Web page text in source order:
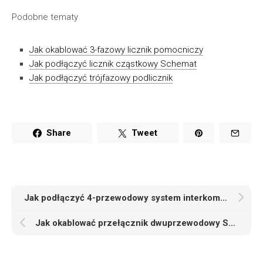
Podobne tematy
Jak okablować 3-fazowy licznik pomocniczy
Jak podłączyć licznik cząstkowy Schemat
Jak podłączyć trójfazowy podlicznik
Share Tweet
Jak podłączyć 4-przewodowy system interkomowy
Jak okablować przełącznik dwuprzewodowy Schemat